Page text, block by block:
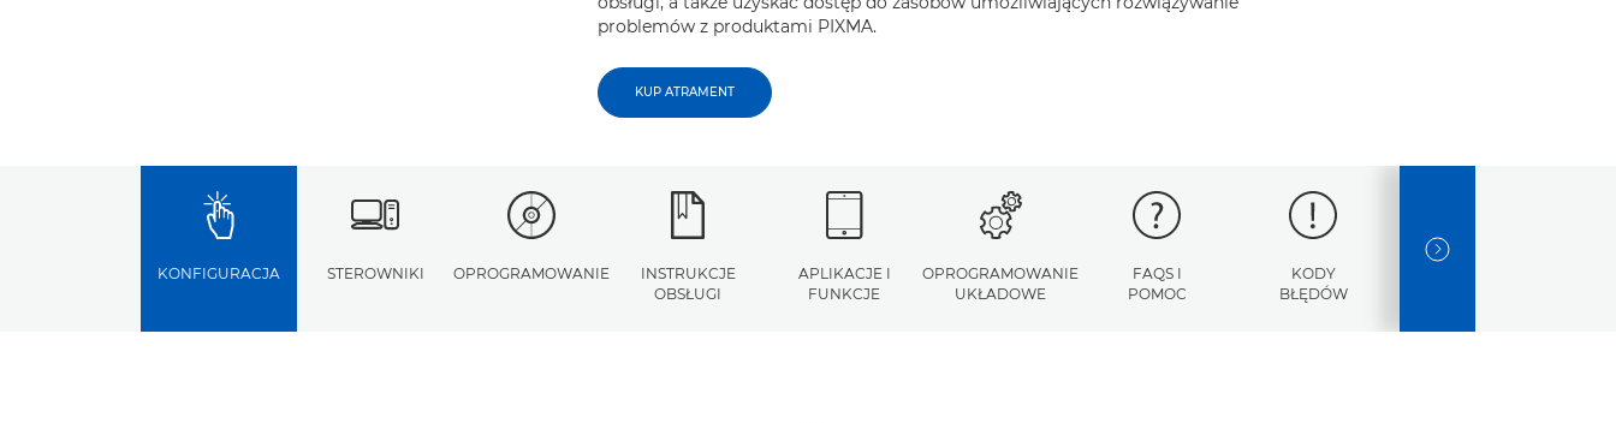
problemów z produktami PIXMA.
KUP ATRAMENT
KONFIGURACJA STEROWNIKI OPROGRAMOWANIE
INSTRUKCJE
OBSŁUGI
APLIKACJE I
FUNKCJE
OPROGRAMOWANIE
UKŁADOWE
FAQS I
POMOC
KODY
BŁĘDÓW
NEXT SLIDE